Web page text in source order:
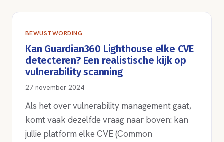
BEWUSTWORDING
Kan Guardian360 Lighthouse elke CVE
detecteren? Een realistische kijk op
vulnerability scanning
27 november 2024
Als het over vulnerability management gaat,
komt vaak dezelfde vraag naar boven: kan
jullie platform elke CVE (Common